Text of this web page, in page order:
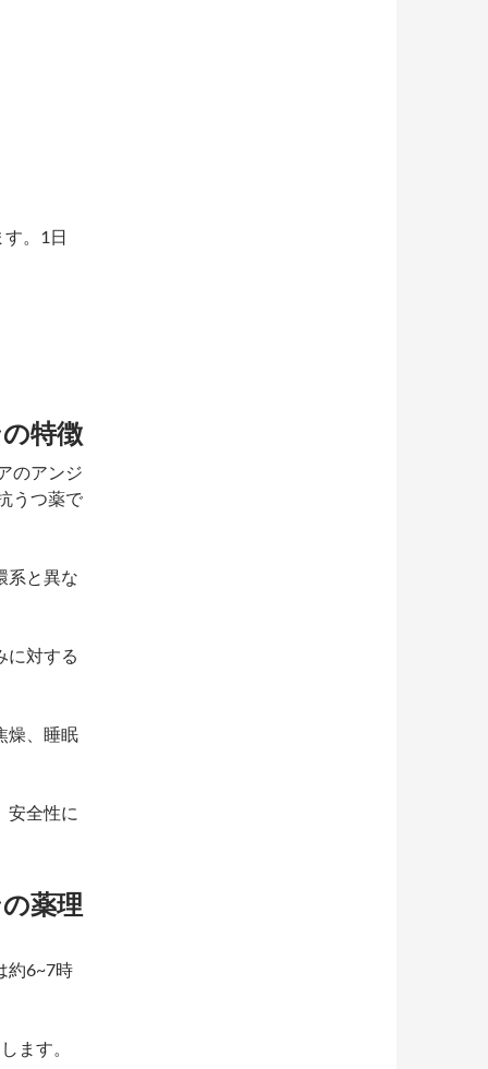
。1日
特徴
のアンジ
うつ薬で
系と異な
に対する
燥、睡眠
安全性に
薬理
約6~7時
ます。